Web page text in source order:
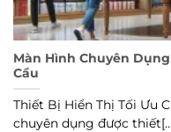
Màn Hình Chuyên
Cầu
Thiết Bị Hiển Thị Tối Ưu
chuyên dụng được